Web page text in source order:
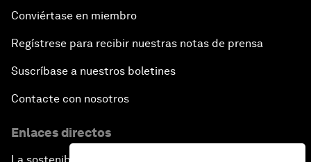
Conviértase en miembro
Regístrese para recibir nuestras notas de prensa
Suscríbase a nuestros boletines
Contacte con nosotros
Enlaces directos